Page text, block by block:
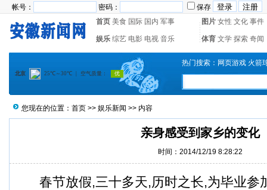
帐号： 密码：
保存
首页 美食 国际 国内 军事 图片 女性 文化 事件
娱乐 综艺 电影 电视 音乐 体育 文学 探索 奇闻
热门搜索： 网页游戏 火箭
您现在的位置： 首页 >> 娱乐新闻 >> 内容
亲身感受到家乡的变化
时间：2014/12/19 8:28:22
春节放假,三十多天,历时之长,为毕业参